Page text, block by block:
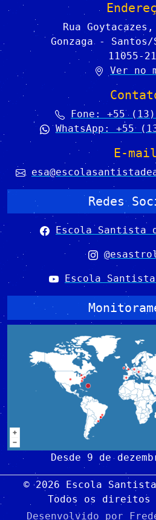
Rua
Gonzaga -
11055-
Ver no
Fone: +55 (13)
WhatsApp: +55
E-mail
Redes
Escola Santista
Escola
Desde 9 de
© 2026 Escola
Todos os direitos
Desenvolvido por